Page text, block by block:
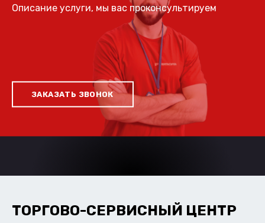
Описание услуги, мы вас проконсультируем
ЗАКАЗАТЬ ЗВОНОК
ТОРГОВО-СЕРВИСНЫЙ ЦЕНТР